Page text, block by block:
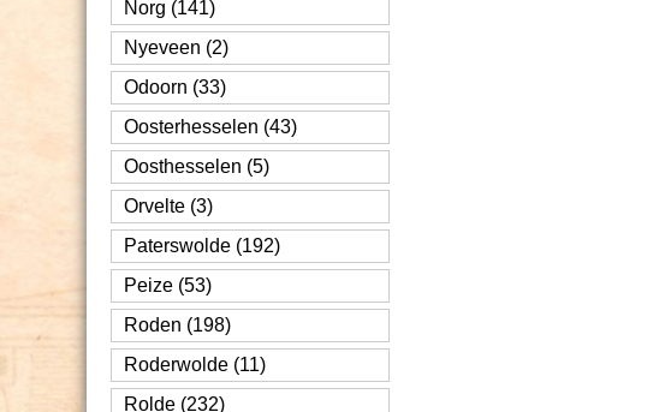
Norg (141)
Nyeveen (2)
Odoorn (33)
Oosterhesselen (43)
Oosthesselen (5)
Orvelte (3)
Paterswolde (192)
Peize (53)
Roden (198)
Roderwolde (11)
Rolde (232)